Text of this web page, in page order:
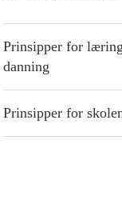
Prinsipper for
danning
Prinsipper for